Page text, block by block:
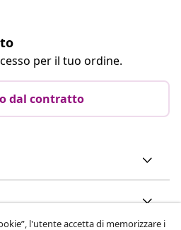
per il tuo ordine.
dal contratto
l'utente accetta di memorizzare i